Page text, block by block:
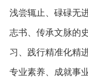
浅尝辄止、碌碌无
志书、传承文脉的
习、践行精准化精
专业素养、成就事